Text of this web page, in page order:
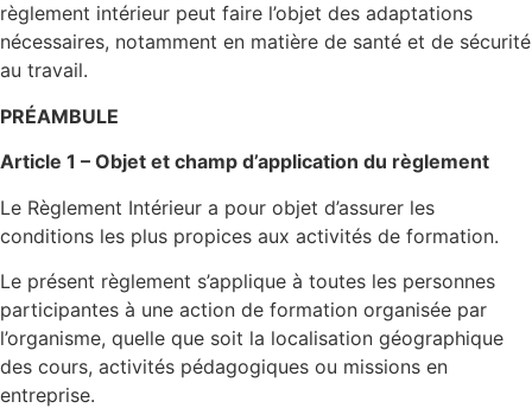
règlement intérieur peut faire l’objet des adaptations
nécessaires, notamment en matière de santé et de sécurité
au travail.
PRÉAMBULE
Article 1 – Objet et champ d’application du règlement
Le Règlement Intérieur a pour objet d’assurer les
conditions les plus propices aux activités de formation.
Le présent règlement s’applique à toutes les personnes
participantes à une action de formation organisée par
l’organisme, quelle que soit la localisation géographique
des cours, activités pédagogiques ou missions en
entreprise.